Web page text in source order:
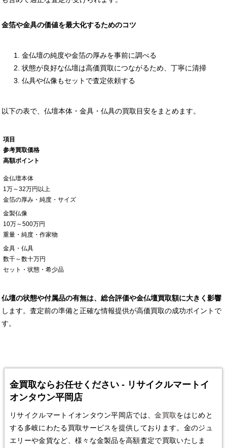
金箔や金具の価値を最大化するためのコツ
金仏壇の純度や金箔の厚みを事前に調べる
状態が良好な仏壇は高価買取につながるため、丁寧に清掃
仏具や仏像もセットで査定依頼する
以下の表で、仏壇本体・金具・仏具の買取目安をまとめます。
項目
参考買取価格
高額ポイント
金仏壇本体
1万～32万円以上
金箔の厚み・純度・サイズ
金製仏像
10万～500万円
重量・純度・作家物
金具・仏具
数千～数十万円
セット・状態・希少品
仏壇の状態や付属品の有無は、総合評価や金仏壇買取額に大きく影響
します。査定前の準備と正確な情報提供が高価買取の成功ポイントで
す。
金買取ならお任せください - リサイクルマートイ
オンタウン平岡店
リサイクルマートイオンタウン平岡店では、金買取をはじめと
する多岐にわたる買取サービスを提供しております。金のジュ
エリーや金貨など、様々な金製品を高額査定で買取いたしま